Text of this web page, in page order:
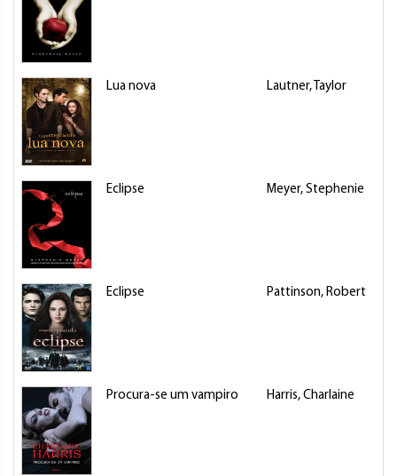
Lua nova Lautner, Taylor
Eclipse Meyer, Stephenie
Eclipse Pattinson, Robert
Procura-se um vampiro Harris, Charlaine